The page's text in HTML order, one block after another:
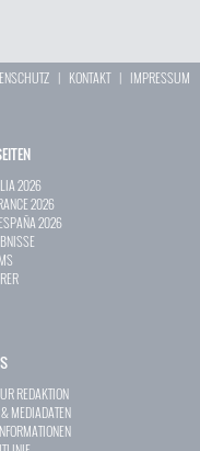
| KONTAKT| IMPRESSUM
2026
2026
2026
REDAKTION
MEDIADATEN